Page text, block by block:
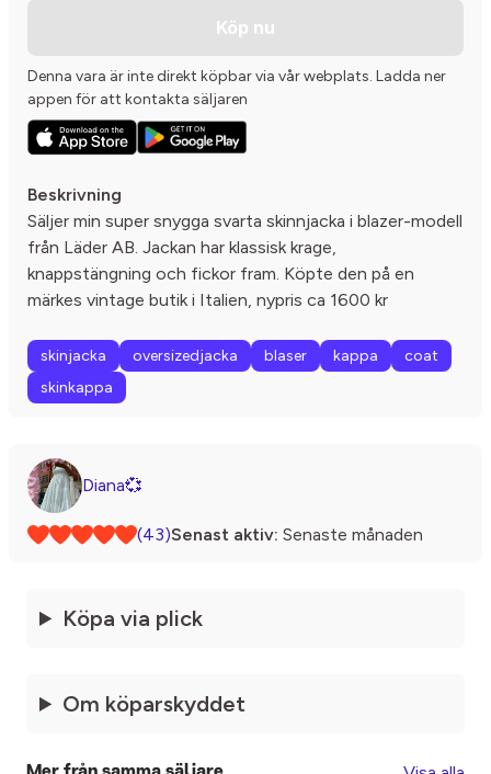
Köp nu
Denna vara är inte direkt köpbar via vår webplats. Ladda ner
appen för att kontakta säljaren
Beskrivning
Säljer min super snygga svarta skinnjacka i blazer-modell
från Läder AB. Jackan har klassisk krage,
knappstängning och fickor fram. Köpte den på en
märkes vintage butik i Italien, nypris ca 1600 kr
skinjacka oversizedjacka blaser kappa
coat
skinkappa
Diana💞
(43)Senast aktiv: Senaste månaden
Köpa via plick
Om köparskyddet